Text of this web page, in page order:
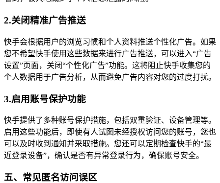
2.关闭精准广告推送
快手会根据用户的浏览习惯和个人资料推送个性化广告。如果
您不希望快手使用这些数据来进行广告推送，可以进入“广告
设置”页面，关闭“个性化广告”功能。这将阻止快手收集您的
个人数据用于广告分析，从而避免广告内容对您的过度打扰。
3.启用账号保护功能
快手提供了多种账号保护措施，包括双重验证、设备管理等。
启用这些功能后，即使有人试图未经授权访问您的账号，您也
可以及时收到通知并采取措施。您还可以定期检查快手的“最
近登录设备”，确认是否有异常登录行为，确保账号安全。
五、常见匿名访问误区